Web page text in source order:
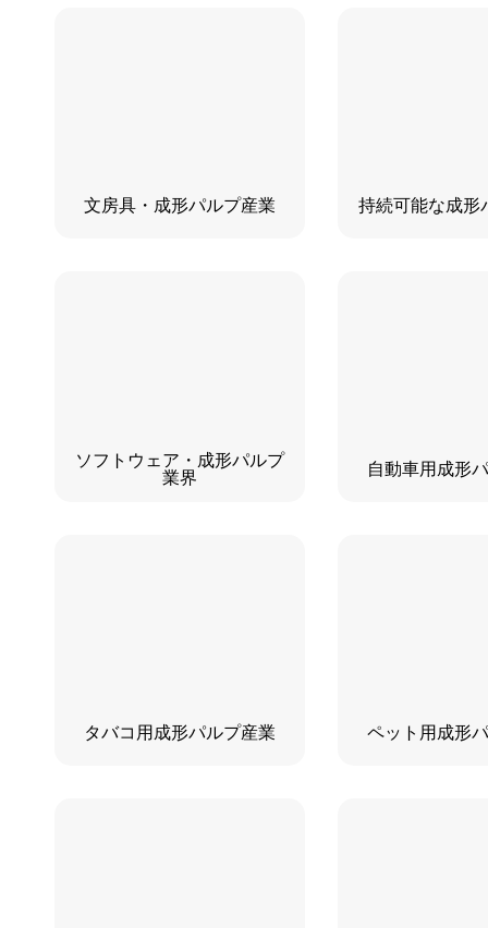
文房具・成形パルプ産業 持続可能な成形
ソフトウェア・成形パルプ
業界
自動車用成形
タバコ用成形パルプ産業 ペット用成形